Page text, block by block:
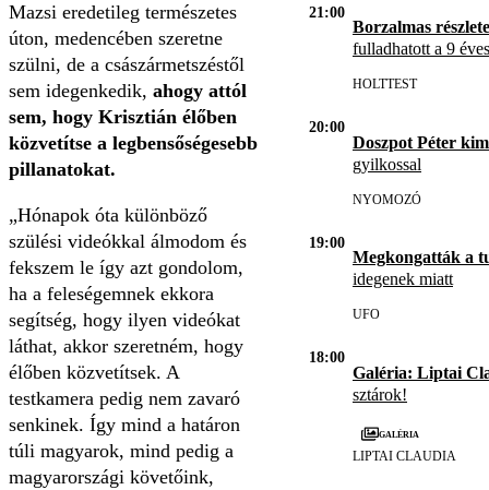
Mazsi eredetileg természetes
úton, medencében szeretne
szülni, de a császármetszéstől
sem idegenkedik, ahogy attól
sem, hogy Krisztián élőben
közvetítse a legbensőségesebb
pillanatokat.
Hónapok óta különböző
szülési videókkal álmodom és
fekszem le így azt gondolom,
ha a feleségemnek ekkora
segítség, hogy ilyen videókat
láthat, akkor szeretném, hogy
élőben közvetítsek. A
testkamera pedig nem zavaró
senkinek. Így mind a határon
túli magyarok, mind pedig a
magyarországi követőink,
21:00
Borzalmas
fulladhatott a 9
HOLTTEST
20:00
Doszpot Péter
gyilkossal
NYOMOZÓ
19:00
Megkongatták a
idegenek miatt
UFO
18:00
Galéria: Liptai
sztárok!
Galéria
LIPTAI CLAUDIA